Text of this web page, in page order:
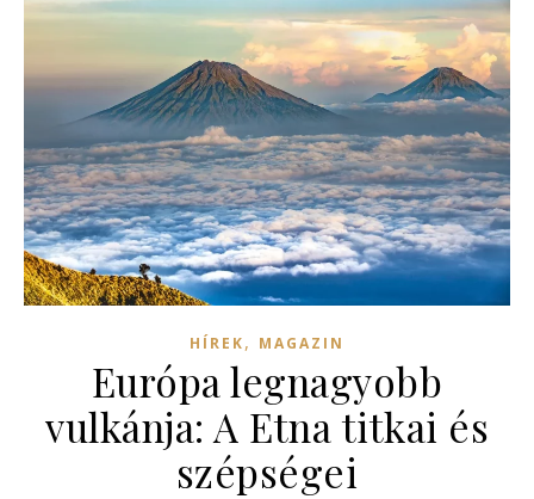
HÍREK, MAGAZIN
Európa legnagyobb
vulkánja: A Etna titkai és
szépségei